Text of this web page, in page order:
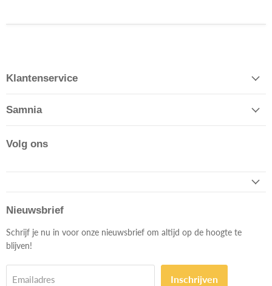
Klantenservice
Samnia
Volg ons
Nieuwsbrief
Schrijf je nu in voor onze nieuwsbrief om altijd op de hoogte te
blijven!
Emailadres Inschrijven